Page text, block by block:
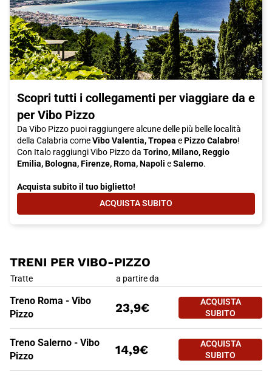
Scopri tutti i collegamenti per viaggiare da e
per Vibo Pizzo
Da Vibo Pizzo puoi raggiungere alcune delle più belle località
della Calabria comeVibo Valentia, Tropea ePizzo Calabro!
Con Italo raggiungi Vibo Pizzo da Torino, Milano, Reggio
Emilia, Bologna, Firenze, Roma, Napoli eSalerno.
Acquista subito il tuo biglietto!
ACQUISTA SUBITO- SCOPRI TUTTI I COLLEGAMENTI
TRENI PER VIBO-PIZZO
TRENI PER VIBO-PIZZO
Tratte a partire da
Treno Roma - Vibo
Pizzo
23,9€
ACQUISTA
SUBITO
Treno Salerno - Vibo
Pizzo
14,9€
ACQUISTA
SUBITO